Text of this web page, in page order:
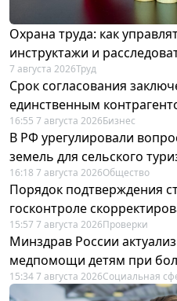
Охрана труда: как
инструктажи и
7 августа 2026Труд
Срок согласования
единственным
16:55 7 августа 2026Бизнес
В РФ урегулировали
земель для сельского
16:18 7 августа 2026Общество
Порядок подтверждения
госконтроле
15:57 7 августа 2026Проверки
Минздрав России
медпомощи детям при
15:34 7 августа 2026Социальная